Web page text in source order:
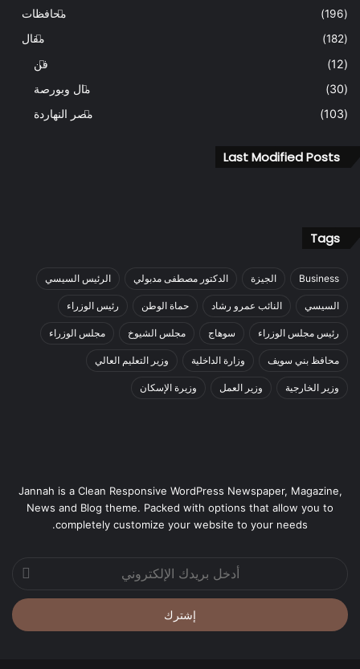
محافظات
(196)
مقال
(182)
فن
(12)
مال وبورصة
(30)
مصر النهاردة
(103)
Last Modified Posts
Tags
Business الجيزة الدكتور مصطفى مدبولي الرئيس السيسي
السيسي النائب عمرو رشاد حماة الوطن رئيس الوزراء
رئيس مجلس الوزراء سوهاج مجلس الشيوخ مجلس الوزراء
محافظ بني سويف وزارة الداخلية وزير التعليم العالي
وزير الخارجية وزير العمل وزيرة الإسكان
Jannah is a Clean Responsive WordPress Newspaper, Magazine,
News and Blog theme. Packed with options that allow you to
completely customize your website to your needs.
الإلكتروني